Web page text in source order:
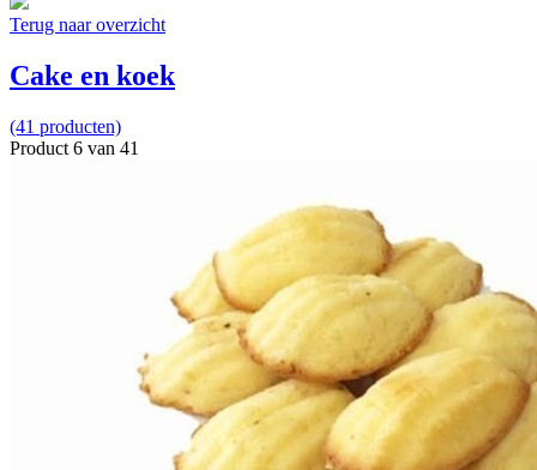
Terug naar overzicht
Cake en koek
(41 producten)
Product 6 van 41